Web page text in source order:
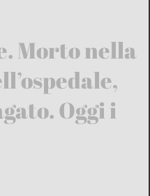
Morto nella
Oggi i